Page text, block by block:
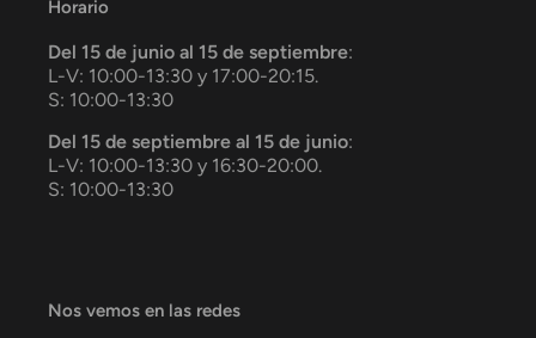
Horario
Del 15 de junio al 15 de septiembre:
L-V: 10:00-13:30 y 17:00-20:15.
S: 10:00-13:30
Del 15 de septiembre al 15 de junio:
L-V: 10:00-13:30 y 16:30-20:00.
S: 10:00-13:30
Nos vemos en las redes